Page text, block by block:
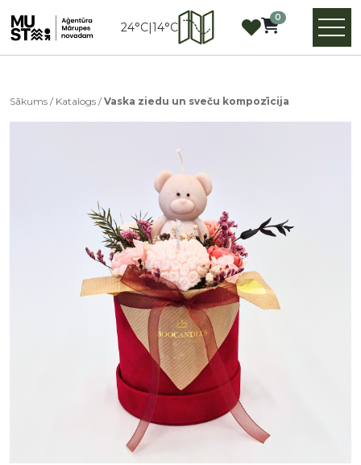
24°C|14°C
0
Sākums / Katalogs /Vaska ziedu un sveču kompozīcija